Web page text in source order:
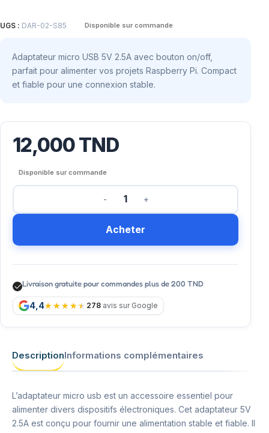
UGS : DAR-02-S85 Disponible sur commande
Adaptateur micro USB 5V 2.5A avec bouton on/off,
parfait pour alimenter vos projets Raspberry Pi. Compact
et fiable pour une connexion stable.
12,000TND
Disponible sur commande
Acheter
Livraison gratuite pour commandes plus de 200 TND
4,4 278 avis sur Google
DescriptionInformations complémentaires
L’adaptateur micro usb est un accessoire essentiel pour
alimenter divers dispositifs électroniques. Cet adaptateur 5V
2.5A est conçu pour fournir une alimentation stable et fiable. Il